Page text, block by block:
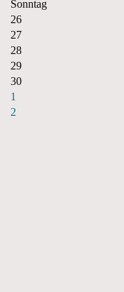
Sonntag
26
27
28
29
30
1
2